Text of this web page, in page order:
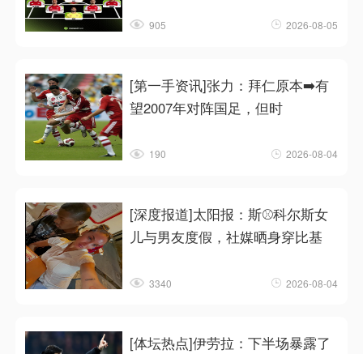
905 2026-08-05
[第一手资讯]张力：拜仁原本➡️有
望2007年对阵国足，但时
190 2026-08-04
[深度报道]太阳报：斯⚾科尔斯女
儿与男友度假，社媒晒身穿比基
3340 2026-08-04
[体坛热点]伊劳拉：下半场暴露了